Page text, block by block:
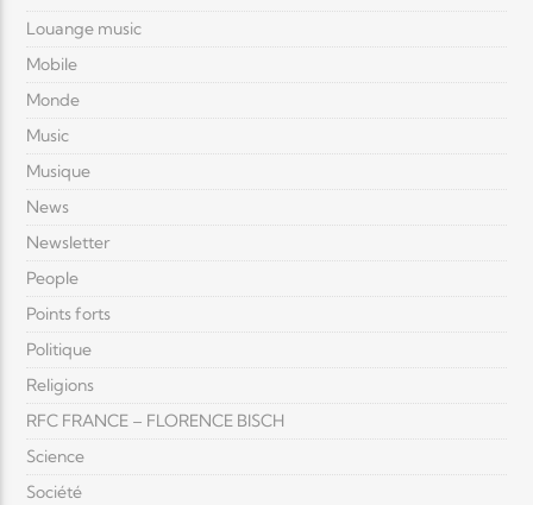
Louange music
Mobile
Monde
Music
Musique
News
Newsletter
People
Points forts
Politique
Religions
RFC FRANCE – FLORENCE BISCH
Science
Société